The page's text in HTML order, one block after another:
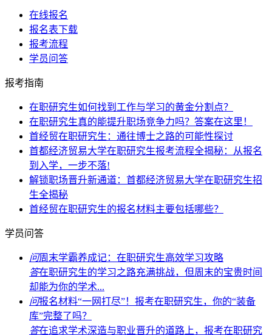
在线报名
报名表下载
报考流程
学员问答
报考指南
在职研究生如何找到工作与学习的黄金分割点？
在职研究生真的能提升职场竞争力吗？答案在这里！
首经贸在职研究生：通往博士之路的可能性探讨
首都经济贸易大学在职研究生报考流程全揭秘：从报名
到入学，一步不落!
解锁职场晋升新通道：首都经济贸易大学在职研究生招
生全揭秘
首经贸在职研究生的报名材料主要包括哪些？
学员问答
问周末学霸养成记：在职研究生高效学习攻略
答在职研究生的学习之路充满挑战，但周末的宝贵时间
却能为你的学术...
问报名材料“一网打尽”！报考在职研究生，你的“装备
库”完整了吗？
答在追求学术深造与职业晋升的道路上，报考在职研究